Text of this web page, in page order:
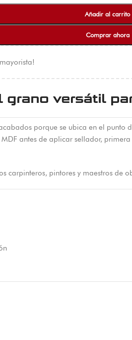
Añadir al carrito
Comprar ahora
grano versátil
porque se ubica en el
antes de aplicar sellador,
carpinteros, pintores y maestros